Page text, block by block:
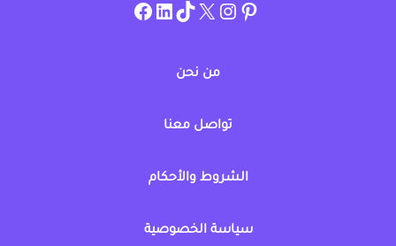
pinterest
allcouponat
twitter
TikTok
linkedin
facebook
من نحن
تواصل معنا
الشروط والأحكام
سياسة الخصوصية